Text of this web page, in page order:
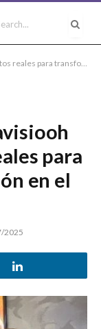
en el DOOH programático
para
en el
2025